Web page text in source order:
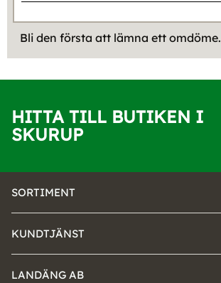
Bli den första att lämna ett omdöme.
HITTA TILL BUTIKEN I
SKURUP
SORTIMENT
KUNDTJÄNST
LANDÄNG AB